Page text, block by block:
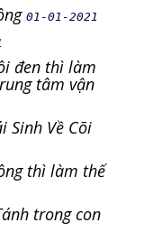
01-01-2021
đen thì làm
tâm vận
Sinh Về Cõi
thì làm thế
trong con